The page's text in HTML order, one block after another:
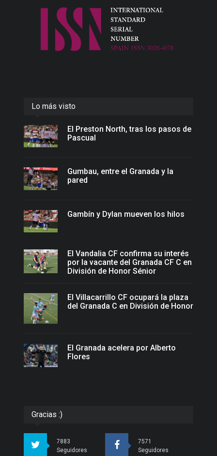
Lo más visto
El Preston North, tras los pasos de
Pascual
Gumbau, entre el Granada y la
pared
Gambín y Dylan mueven los hilos
El Vandalia CF confirma su interés
por la vacante del Granada CF C en
División de Honor Sénior
El Villacarrillo CF ocupará la plaza
del Granada C en División de Honor
El Granada acelera por Alberto
Flores
Gracias :)
7883
Seguidores
7571
Seguidores